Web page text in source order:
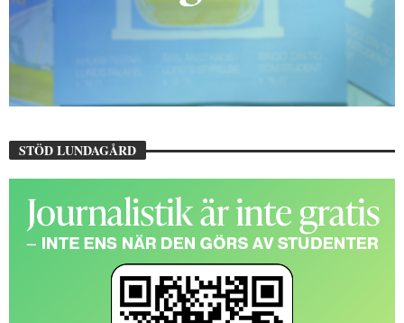
STÖD LUNDAGÅRD